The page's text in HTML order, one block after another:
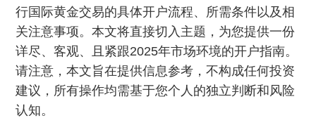
行国际黄金交易的具体开户流程、所需条件以及相
关注意事项。本文将直接切入主题，为您提供一份
详尽、客观、且紧跟2025年市场环境的开户指南。
请注意，本文旨在提供信息参考，不构成任何投资
建议，所有操作均需基于您个人的独立判断和风险
认知。